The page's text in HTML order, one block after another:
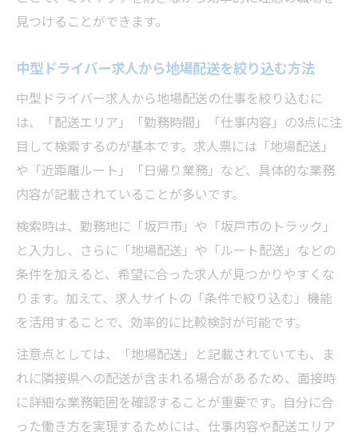
見つけることができます。
中型ドライバー求人から地場配送を絞り込む方法
中型ドライバー求人から地場配送の仕事を絞り込むに
は、「配送エリア」「勤務時間」「仕事内容」の3点に注
目して検索するのが基本です。求人票には「地場配送」
や「近距離ルート」「日帰り業務」など、具体的な業務
内容が記載されていることが多いです。
検索時は、勤務地に「坂戸市」や「坂戸市のトラック」
と入力し、さらに「地場配送」や「ルート配送」などの
条件を加えると、希望に合った求人が見つかりやすくな
ります。加えて、求人サイトの「条件で絞り込む」機能
を活用することで、効率的に比較検討が可能です。
注意点としては、「地場配送」と記載されていても、ま
れに隣接県への配送が含まれる場合があるため、面接時
に詳細な業務範囲を確認することが重要です。自分に合
った働き方を実現するためには、仕事内容や配送エリア